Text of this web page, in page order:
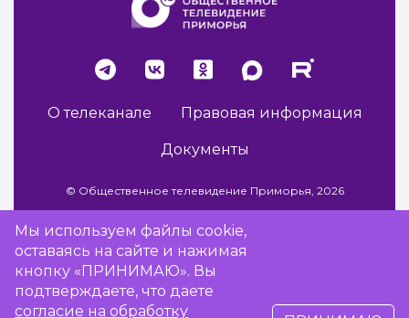
О телеканале Правовая информация
Документы
© Общественное телевидение Приморья, 2026
Разработка сайта -Vladweb
Мы используем файлы cookie,
оставаясь на сайте и нажимая
кнопку «ПРИНИМАЮ». Вы
подтверждаете, что даете
согласие на обработку